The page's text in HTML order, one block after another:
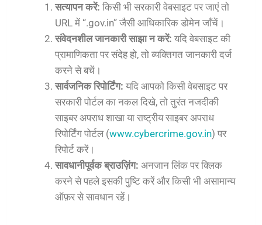
सत्यापन करें: किसी भी सरकारी वेबसाइट पर जाएं तो
URL में “.gov.in” जैसी आधिकारिक डोमेन जाँचें।
संवेदनशील जानकारी साझा न करें: यदि वेबसाइट की
प्रामाणिकता पर संदेह हो, तो व्यक्तिगत जानकारी दर्ज
करने से बचें।
सार्वजनिक रिपोर्टिंग: यदि आपको किसी वेबसाइट पर
सरकारी पोर्टल का नकल दिखे, तो तुरंत नजदीकी
साइबर अपराध शाखा या राष्ट्रीय साइबर अपराध
रिपोर्टिंग पोर्टल (www.cybercrime.gov.in) पर
रिपोर्ट करें।
सावधानीपूर्वक ब्राउज़िंग: अनजान लिंक पर क्लिक
करने से पहले इसकी पुष्टि करें और किसी भी असामान्य
ऑफ़र से सावधान रहें।